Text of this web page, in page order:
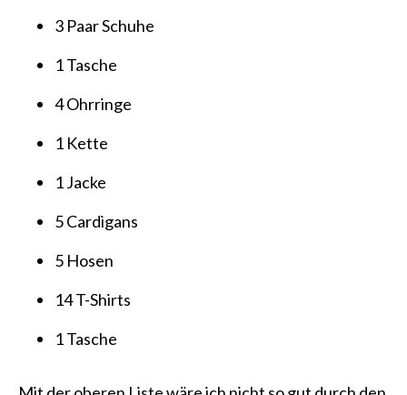
3 Paar Schuhe
1 Tasche
4 Ohrringe
1 Kette
1 Jacke
5 Cardigans
5 Hosen
14 T-Shirts
1 Tasche